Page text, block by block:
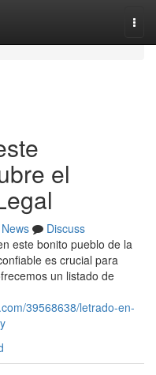
el
News
Discuss
este bonito pueblo de la
es crucial para
un listado de
39568638/letrado-en-